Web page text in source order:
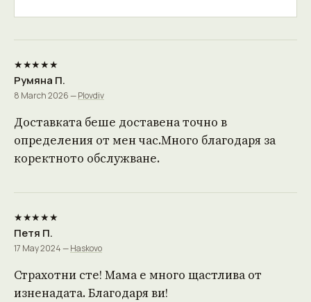
★★★★★
Румяна П.
8 March 2026 —Plovdiv
Доставката беше доставена точно в
определения от мен час.Много благодаря за
коректното обслужване.
★★★★★
Петя П.
17 May 2024 —Haskovo
Страхотни сте! Мама е много щастлива от
изненадата. Благодаря ви!